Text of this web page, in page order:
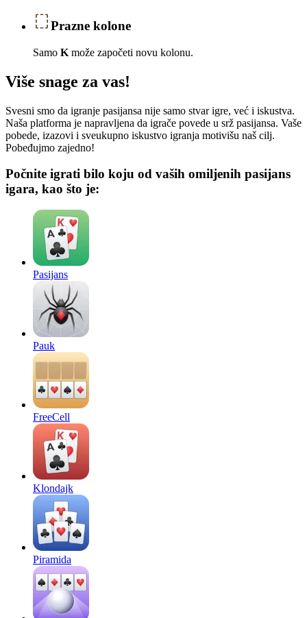
Prazne kolone
Samo K može započeti novu kolonu.
Više snage za vas!
Svesni smo da igranje pasijansa nije samo stvar igre, već i iskustva.
Naša platforma je napravljena da igrače povede u srž pasijansa. Vaše
pobede, izazovi i sveukupno iskustvo igranja motivišu naš cilj.
Pobeđujmo zajedno!
Počnite igrati bilo koju od vaših omiljenih pasijans
igara, kao što je:
Pasijans
Pauk
FreeCell
Klondajk
Piramida